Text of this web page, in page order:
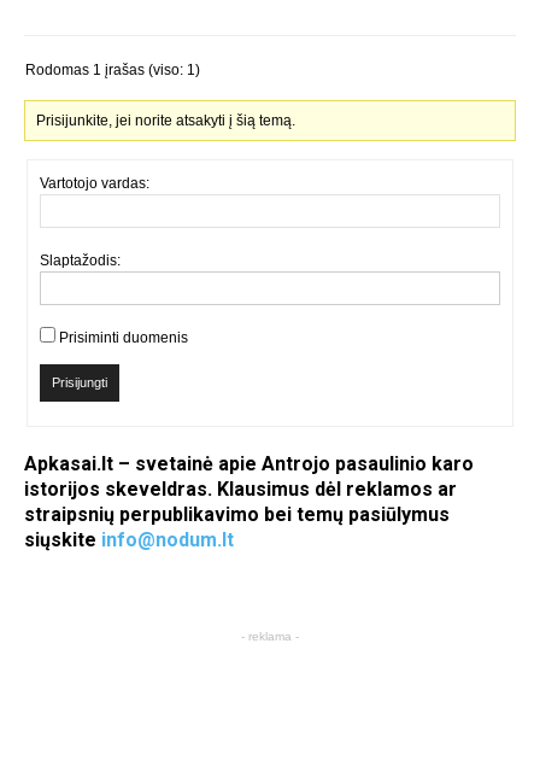
Rodomas 1 įrašas (viso: 1)
Prisijunkite, jei norite atsakyti į šią temą.
Vartotojo vardas:
Slaptažodis:
Prisiminti duomenis
Prisijungti
Apkasai.lt – svetainė apie Antrojo pasaulinio karo
istorijos skeveldras. Klausimus dėl reklamos ar
straipsnių perpublikavimo bei temų pasiūlymus
siųskite info@nodum.lt
- reklama -